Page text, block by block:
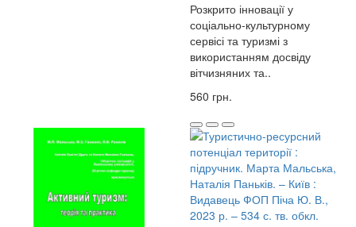
Розкрито інновації у
соціально-культурному
сервісі та туризмі з
використанням досвіду
вітчизняних та..
560 грн.